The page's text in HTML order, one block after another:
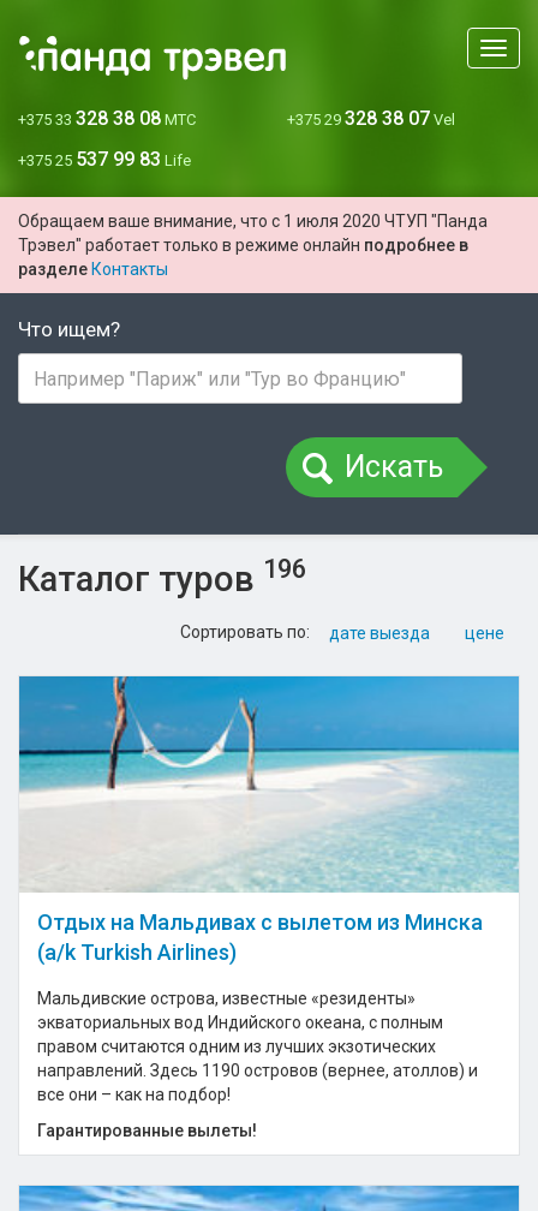
Меню
+375 33 328 38 08 МТС +375 29 328 38 07 Vel
+375 25 537 99 83 Life
Обращаем ваше внимание, что с 1 июля 2020 ЧТУП "Панда
Трэвел" работает только в режиме онлайн подробнее в
разделе Контакты
Что ищем?
Искать
Каталог туров 196
Сортировать по: дате выезда цене
Отдых на Мальдивах с вылетом из Минска
(a/k Turkish Airlines)
Мальдивские острова, известные «резиденты»
экваториальных вод Индийского океана, с полным
правом считаются одним из лучших экзотических
направлений. Здесь 1190 островов (вернее, атоллов) и
все они – как на подбор!
Гарантированные вылеты!